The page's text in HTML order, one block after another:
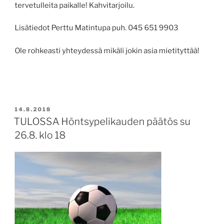
tervetulleita paikalle! Kahvitarjoilu.
Lisätiedot Perttu Matintupa puh. 045 651 9903
Ole rohkeasti yhteydessä mikäli jokin asia mietityttää!
JULKAISTU
14.8.2018
TULOSSA Höntsypelikauden päätös su
26.8. klo 18